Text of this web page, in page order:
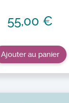
55,00 €
Ajouter au panier